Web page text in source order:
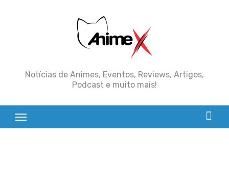
Notícias de Animes, Eventos, Reviews, Artigos,
Podcast e muito mais!